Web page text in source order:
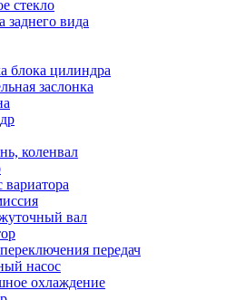
стекло
заднего вида
блока цилиндра
заслонка
коленвал
вал
передач
насос
охлаждение